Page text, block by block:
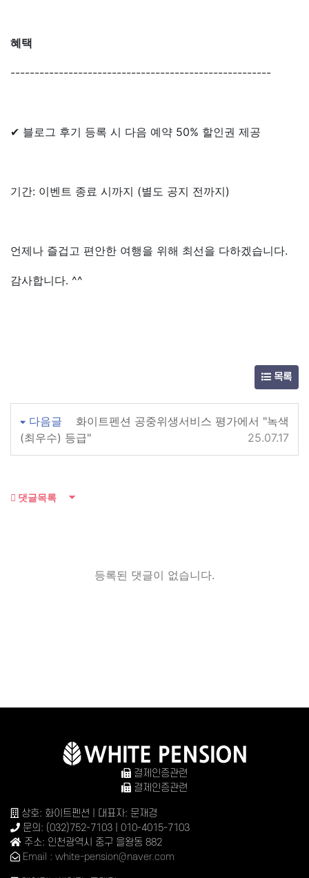
혜택
------------------------------------------------------
✔ 블로그 후기 등록 시 다음 예약 50% 할인권 제공
기간: 이벤트 종료 시까지 (별도 공지 전까지)
언제나 즐겁고 편안한 여행을 위해 최선을 다하겠습니다.
감사합니다. ^^
목록
다음글
화이트펜션 공중위생서비스 평가에서 "녹색
(최우수) 등급"
25.07.17
댓글목록
등록된 댓글이 없습니다.
결제인증관련
결제인증관련
상호: 화이트펜션 | 대표자: 문재경
문의: (032)752-7103 | 010-4015-7103
주소: 인천광역시 중구 을왕동 882
Email : white-pension@naver.com